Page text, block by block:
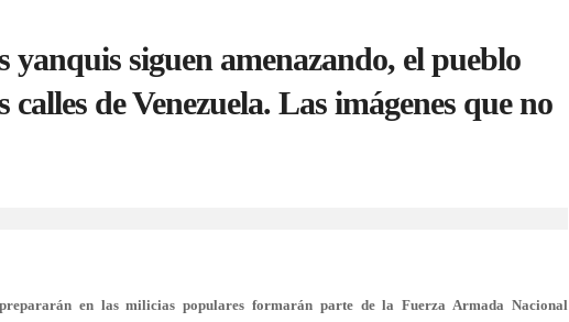
yanquis siguen amenazando, el pueblo
de Venezuela. Las imágenes que no
en las milicias populares formarán parte de la Fuerza Armada Nacional